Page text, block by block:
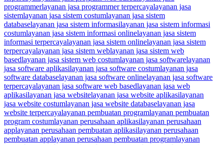
programmerlayanan jasa programmer terpercayalayanan jasa
sistemlayanan jasa sistem costumlayanan jasa sistem
databaselayanan jasa sistem informasilayanan jasa sistem informasi
costumlayanan jasa sistem informasi onlinelayanan jasa sistem
informasi terpercayalayanan jasa sistem onlinelayanan jasa sistem
terpercayalayanan jasa sistem weblayanan jasa sistem web
basedlayanan jasa sistem web costumlayanan jasa softwarelayanan
jasa software aplikasilayanan jasa software costumlayanan jasa
software databaselayanan jasa software onlinelayanan jasa software
terpercayalayanan jasa software web basedlayanan jasa web
aplikasilayanan jasa websitelayanan jasa website aplikasilayanan
jasa website costumlayanan jasa website databaselayanan jasa
website terpercayalayanan pembuatan programlayanan pembuatan
program costumlayanan perusahaan aplikasilayanan perusahaan
applayanan perusahaan pembuatan aplikasilayanan perusahaan
pembuatan applayanan perusahaan pembuatan programlayanan